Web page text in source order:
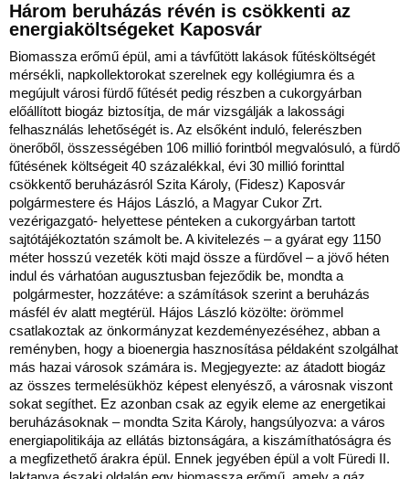
Három beruházás révén is csökkenti az
energiaköltségeket Kaposvár
Biomassza erőmű épül, ami a távfűtött lakások fűtésköltségét
mérsékli, napkollektorokat szerelnek egy kollégiumra és a
megújult városi fürdő fűtését pedig részben a cukorgyárban
előállított biogáz biztosítja, de már vizsgálják a lakossági
felhasználás lehetőségét is. Az elsőként induló, felerészben
önerőből, összességében 106 millió forintból megvalósuló, a fürdő
fűtésének költségeit 40 százalékkal, évi 30 millió forinttal
csökkentő beruházásról Szita Károly, (Fidesz) Kaposvár
polgármestere és Hájos László, a Magyar Cukor Zrt.
vezérigazgató- helyettese pénteken a cukorgyárban tartott
sajtótájékoztatón számolt be. A kivitelezés – a gyárat egy 1150
méter hosszú vezeték köti majd össze a fürdővel – a jövő héten
indul és várhatóan augusztusban fejeződik be, mondta a
polgármester, hozzátéve: a számítások szerint a beruházás
másfél év alatt megtérül. Hájos László közölte: örömmel
csatlakoztak az önkormányzat kezdeményezéséhez, abban a
reményben, hogy a bioenergia hasznosítása példaként szolgálhat
más hazai városok számára is. Megjegyezte: az átadott biogáz
az összes termelésükhöz képest elenyésző, a városnak viszont
sokat segíthet. Ez azonban csak az egyik eleme az energetikai
beruházásoknak – mondta Szita Károly, hangsúlyozva: a város
energiapolitikája az ellátás biztonságára, a kiszámíthatóságra és
a megfizethető árakra épül. Ennek jegyében épül a volt Füredi II.